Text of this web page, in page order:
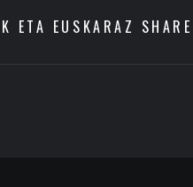
ETA EUSKARAZ